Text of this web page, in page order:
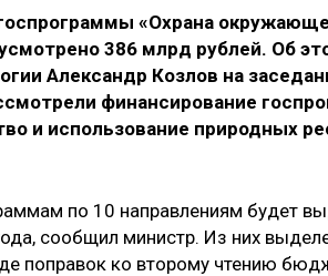
«Охрана
386 млрд рублей. Об
Александр Козлов на
финансирование
и использование природных
по 10 направлениям будет
сообщил министр. Из них
поправок ко второму чтению